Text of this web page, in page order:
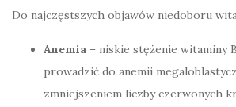
Do najczęstszych objawów niedoboru
Anemia – niskie stężenie witaminy
prowadzić do anemii
zmniejszeniem liczby czerwonych